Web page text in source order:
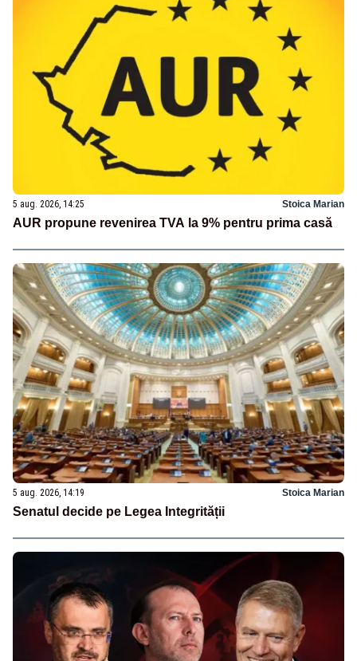
5 aug. 2026, 14:25 Stoica Marian
AUR propune revenirea TVA la 9% pentru prima casă
5 aug. 2026, 14:19 Stoica Marian
Senatul decide pe Legea Integrității